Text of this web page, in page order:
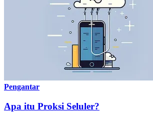
Pengantar
Apa itu Proksi Seluler?